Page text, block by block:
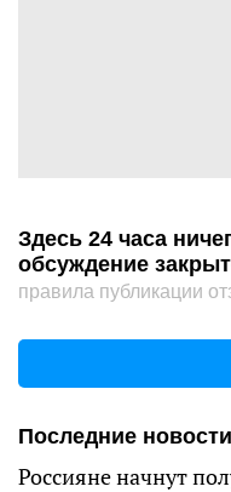
Здесь 24 часа
обсуждение
правила публикации
Последние новости
Россияне начнут